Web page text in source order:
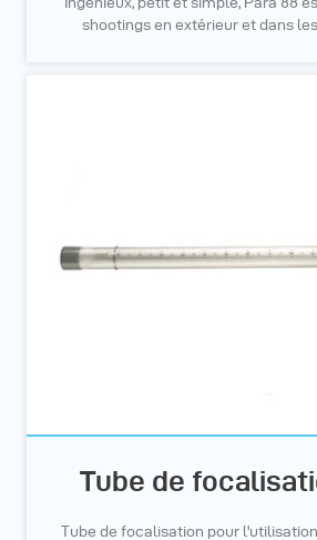
shootings en extérieur et dans
Tube de
Tube de focalisation pour